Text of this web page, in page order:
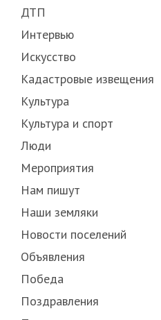
ДТП
Интервью
Искусство
Кадастровые извещения
Культура
Культура и спорт
Люди
Мероприятия
Нам пишут
Наши земляки
Новости поселений
Объявления
Победа
Поздравления